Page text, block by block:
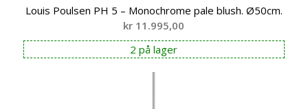
Louis Poulsen PH 5 – Monochrome pale blush. Ø50cm.
kr 11.995,00
2 på lager